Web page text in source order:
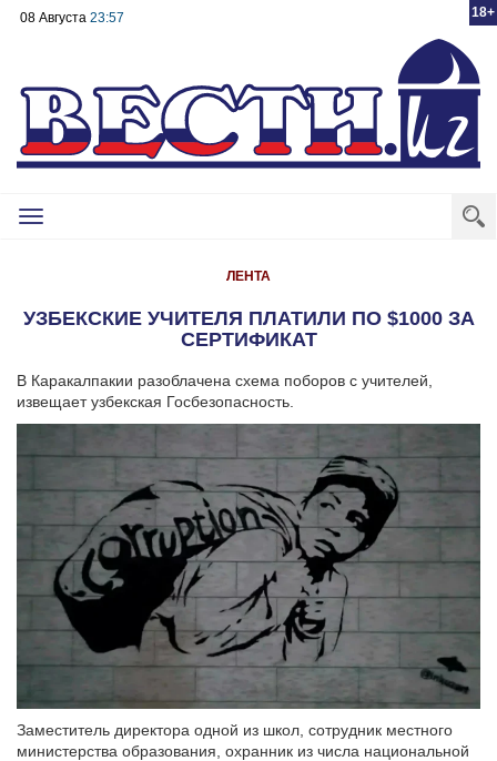
18+
08 Августа 23:57
Toggle
ЛЕНТА
УЗБЕКСКИЕ УЧИТЕЛЯ ПЛАТИЛИ ПО $1000 ЗА
СЕРТИФИКАТ
В Каракалпакии разоблачена схема поборов с учителей,
извещает узбекская Госбезопасность.
Заместитель директора одной из школ, сотрудник местного
министерства образования, охранник из числа национальной